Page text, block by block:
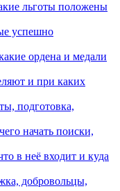
льготы положены
успешно
ордена и медали
и при каких
подготовка,
начать поиски,
в неё входит и куда
добровольцы,